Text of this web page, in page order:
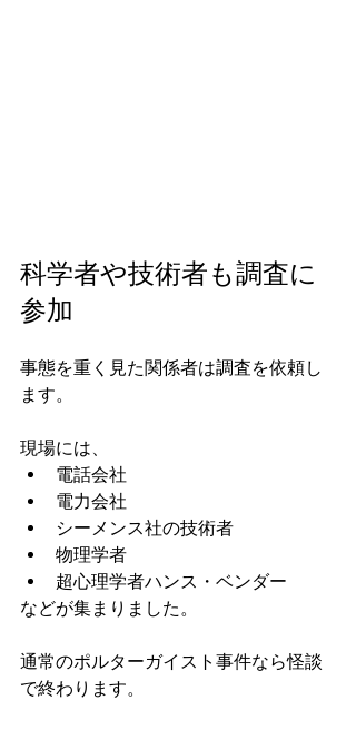
科学者や技術者も調査に
参加
事態を重く見た関係者は調査を依頼し
ます。
現場には、
電話会社
電力会社
シーメンス社の技術者
物理学者
超心理学者ハンス・ベンダー
などが集まりました。
通常のポルターガイスト事件なら怪談
で終わります。